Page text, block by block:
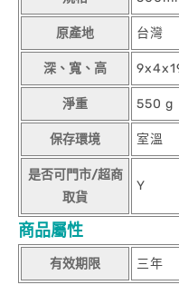
原產地 台灣
深、寬、高
淨重 550 g
保存環境 室溫
是否可門市/超商
取貨
Y
商品屬性
有效期限 三年